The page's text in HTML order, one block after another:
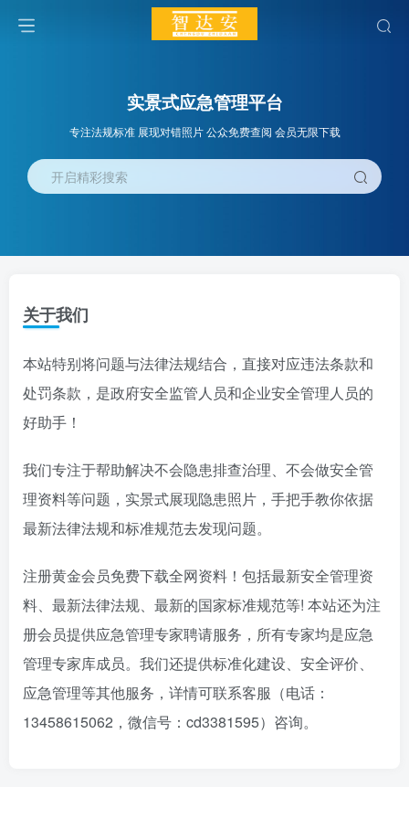
实景式应急管理平台
专注法规标准 展现对错照片 公众免费查阅 会员无限下载
开启精彩搜索
关于我们
本站特别将问题与法律法规结合，直接对应违法条款和
处罚条款，是政府安全监管人员和企业安全管理人员的
好助手！
我们专注于帮助解决不会隐患排查治理、不会做安全管
理资料等问题，实景式展现隐患照片，手把手教你依据
最新法律法规和标准规范去发现问题。
注册黄金会员免费下载全网资料！包括最新安全管理资
料、最新法律法规、最新的国家标准规范等! 本站还为注
册会员提供应急管理专家聘请服务，所有专家均是应急
管理专家库成员。我们还提供标准化建设、安全评价、
应急管理等其他服务，详情可联系客服（电话：
13458615062，微信号：cd3381595）咨询。